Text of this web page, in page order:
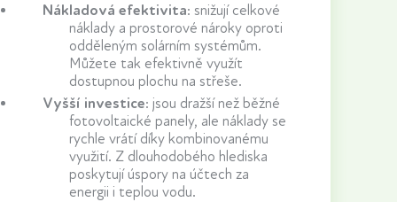
Nákladová efektivita: snižují celkové
náklady a prostorové nároky oproti
odděleným solárním systémům.
Můžete tak efektivně využít
dostupnou plochu na střeše.
Vyšší investice: jsou dražší než běžné
fotovoltaické panely, ale náklady se
rychle vrátí díky kombinovanému
využití. Z dlouhodobého hlediska
poskytují úspory na účtech za
energii i teplou vodu.